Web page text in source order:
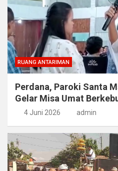
RUANG ANTARIMAN
Perdana, Paroki Santa
Gelar Misa Umat
4 Juni 2026 admin